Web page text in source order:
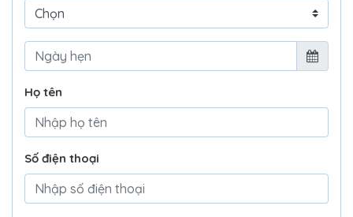
Họ tên
Số điện thoại